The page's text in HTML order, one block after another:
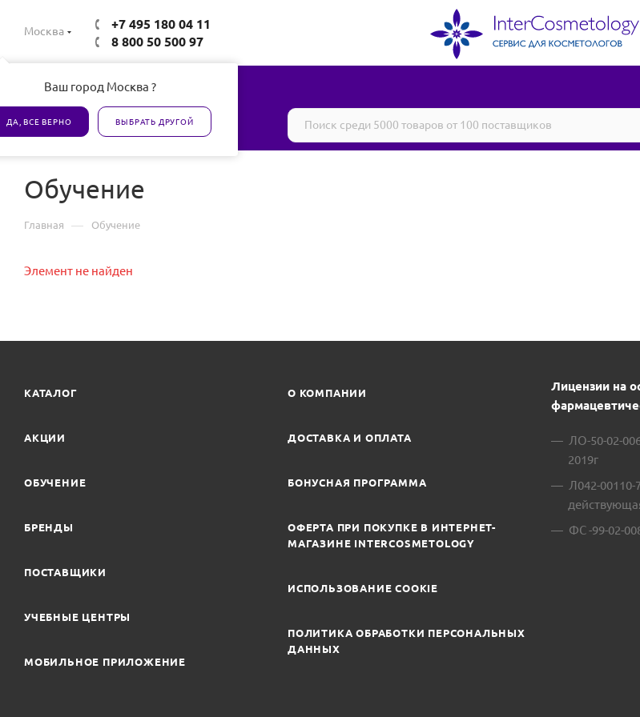
Москва
Ваш город Москва ?
ДА, ВСЕ ВЕРНО ВЫБРАТЬ ДРУГОЙ
+7 495 180 04 11
8 800 50 500 97
Все товары сертифицированы
Обучение
Главная — Обучение
Элемент не найден
КАТАЛОГ
АКЦИИ
ОБУЧЕНИЕ
БРЕНДЫ
ПОСТАВЩИКИ
УЧЕБНЫЕ ЦЕНТРЫ
МОБИЛЬНОЕ ПРИЛОЖЕНИЕ
О КОМПАНИИ
ДОСТАВКА И ОПЛАТА
БОНУСНАЯ ПРОГРАММА
ОФЕРТА ПРИ ПОКУПКЕ В ИНТЕРНЕТ-
МАГАЗИНЕ INTERCOSMETOLOGY
ИСПОЛЬЗОВАНИЕ COOKIE
ПОЛИТИКА ОБРАБОТКИ ПЕРСОНАЛЬНЫХ
ДАННЫХ
Лицензии на
ЛО-50-02-
2019г
Л042-00110-
ФС -99-02-